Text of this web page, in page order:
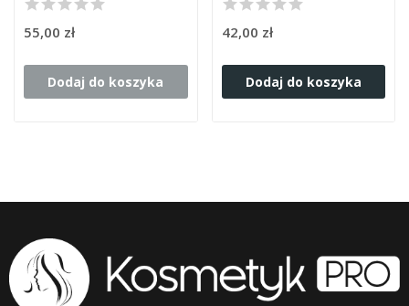
55,00 zł
Dodaj do koszyka
42,00 zł
Dodaj do koszyka